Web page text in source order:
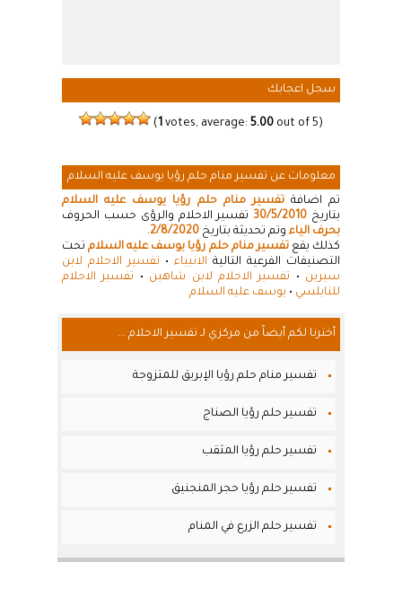
سجل اعجابك
( 1 votes, average: 5.00 out of 5)
معلومات عن تفسير منام حلم رؤيا يوسف عليه السلام
تم اضافةتفسير منام حلم رؤيا يوسف عليه السلام
بتاريخ 30/5/2010 تفسير الاحلام والرؤى حسب الحروف
بحرف الياء وتم تحديثة بتاريخ 2/8/2020
.
كذلك يقعتفسير منام حلم رؤيا يوسف عليه السلامتحت
التصنيفات الفرعية التالية الانبياء • تفسير الاحلام لابن
سيرين • تفسير الاحلام لابن شاهين • تفسير الاحلام
للنابلسي • يوسف عليه السلام
أخترنا لكم أيضاً من مركزي لـ تفسير الاحلام ...
تفسير منام حلم رؤيا الإبريق للمتزوجة
تفسير حلم رؤيا الصناج
تفسير حلم رؤيا المثقب
تفسير حلم رؤيا حجر المنجنيق
تفسير حلم الزرع في المنام